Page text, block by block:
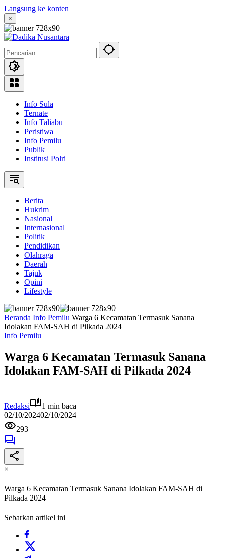
Langsung ke konten
×
Info Sula
Ternate
Info Taliabu
Peristiwa
Info Pemilu
Publik
Institusi Polri
Berita
Hukrim
Nasional
Internasional
Politik
Pendidikan
Olahraga
Daerah
Tajuk
Opini
Lifestyle
Beranda Info Pemilu Warga 6 Kecamatan Termasuk Sanana
Idolakan FAM-SAH di Pilkada 2024
Info Pemilu
Warga 6 Kecamatan Termasuk Sanana
Idolakan FAM-SAH di Pilkada 2024
Redaksi
1 min baca
02/10/202402/10/2024
293
×
Warga 6 Kecamatan Termasuk Sanana Idolakan FAM-SAH di
Pilkada 2024
Sebarkan artikel ini